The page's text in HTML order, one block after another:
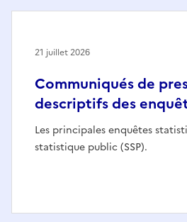
Communiqués de
descriptifs des
Les principales enquêtes
statistique public (SSP).
21 juillet 2026